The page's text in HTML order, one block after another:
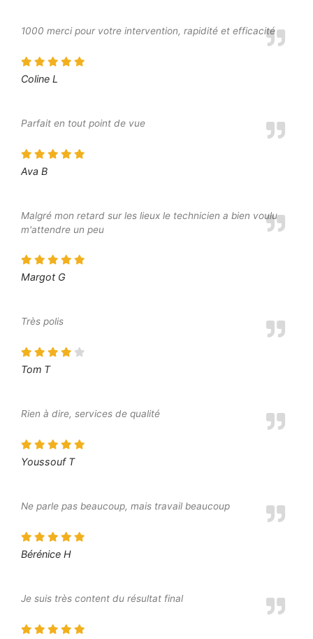
1000 merci pour votre intervention, rapidité et efficacité
Coline L
Parfait en tout point de vue
Ava B
Malgré mon retard sur les lieux le technicien a bien voulu
m'attendre un peu
Margot G
Très polis
Tom T
Rien à dire, services de qualité
Youssouf T
Ne parle pas beaucoup, mais travail beaucoup
Bérénice H
Je suis très content du résultat final